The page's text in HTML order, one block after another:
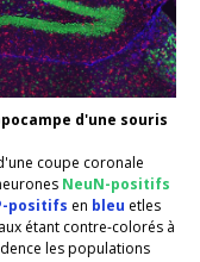
d'une souris
coupe coronale
NeuN-positifs
positifs en bleu etles
étant contre-colorés à
les populations